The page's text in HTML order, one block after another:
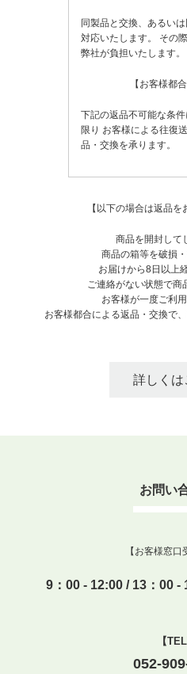
同製品と交換、あるい
対応いたします。
その
弊社が負担いたします。
【お客様都
下記の返品不可能な条
限り お客様による往復
品・交換を承ります。
【以下の場合は返品を
商品を開封して
商品の箱等を破損
お届けから8日以上
ご連絡がない状態で商
お客様が一度ご利
お客様都合による返品・交換で
詳しくは
お問い
【お客様窓口
9：00 - 12:00 / 13：00
【TEL
052-